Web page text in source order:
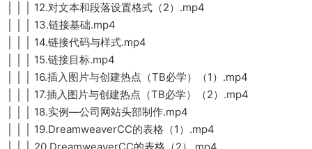
│ │ │ 12.对文本和段落设置格式（2）.mp4
│ │ │ 13.链接基础.mp4
│ │ │ 14.链接代码与样式.mp4
│ │ │ 15.链接目标.mp4
│ │ │ 16.插入图片与创建热点（TB必学）（1）.mp4
│ │ │ 17.插入图片与创建热点（TB必学）（2）.mp4
│ │ │ 18.实例—公司网站头部制作.mp4
│ │ │ 19.DreamweaverCC的表格（1）.mp4